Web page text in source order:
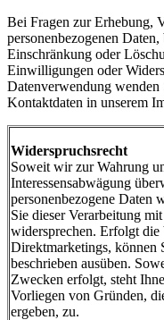
Bei Fragen zur Erhebung,
personenbezogenen
Einschränkung oder
Einwilligungen oder
Datenverwendung
Kontaktdaten in unserem
Widerspruchsrecht
Soweit wir zur Wahrung
Interessensabwägung
personenbezogene Daten
Sie dieser Verarbeitung
widersprechen. Erfolgt
Direktmarketings, können
beschrieben ausüben.
Zwecken erfolgt, steht
Vorliegen von Gründen,
ergeben, zu.